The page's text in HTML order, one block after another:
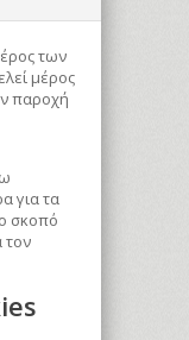
των
μέρος
παροχή
για τα
σκοπό
τον